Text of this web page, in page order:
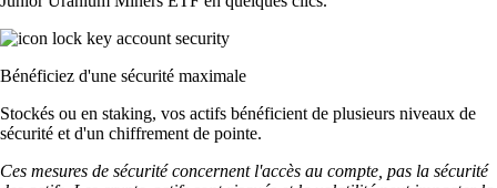
Bénéficiez d'une sécurité maximale
Stockés ou en staking, vos actifs bénéficient de plusieurs niveaux de
sécurité et d'un chiffrement de pointe.
Ces mesures de sécurité concernent l'accès au compte, pas la sécurité